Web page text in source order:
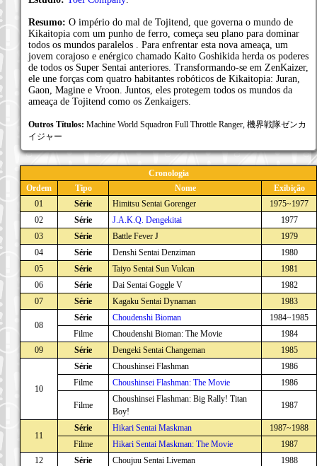
Resumo: O império do mal de Tojitend, que governa o mundo de
Kikaitopia com um punho de ferro, começa seu plano para dominar
todos os mundos paralelos . Para enfrentar esta nova ameaça, um
jovem corajoso e enérgico chamado Kaito Goshikida herda os poderes
de todos os Super Sentai anteriores. Transformando-se em ZenKaizer,
ele une forças com quatro habitantes robóticos de Kikaitopia: Juran,
Gaon, Magine e Vroon. Juntos, eles protegem todos os mundos da
ameaça de Tojitend como os Zenkaigers.
Outros Títulos: Machine World Squadron Full Throttle Ranger, 機界戦隊ゼンカ
イジャー
Cronologia
Ordem
Tipo Nome
Exibição
01
Série Himitsu Sentai Gorenger
1975~1977
02
Série J.A.K.Q. Dengekitai
1977
03
Série Battle Fever J
1979
04
Série Denshi Sentai Denziman
1980
05
Série Taiyo Sentai Sun Vulcan
1981
06
Série Dai Sentai Goggle V
1982
07
Série Kagaku Sentai Dynaman 1983
08
Série Choudenshi Bioman
1984~1985
Filme
Choudenshi Bioman: The Movie
1984
09
Série Dengeki Sentai Changeman 1985
10
Série Choushinsei Flashman
1986
Filme
Choushinsei Flashman: The Movie 1986
Filme
Choushinsei Flashman: Big Rally! Titan
Boy!
1987
11
Série Hikari Sentai Maskman
1987~1988
Filme
Hikari Sentai Maskman: The Movie
1987
12
Série Choujuu Sentai Liveman
1988